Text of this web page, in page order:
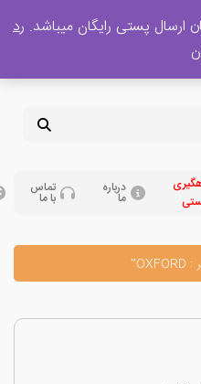
درباره تماس
رد